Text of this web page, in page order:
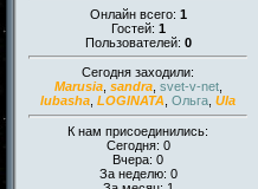
Онлайн всего: 1
Гостей: 1
Пользователей: 0
Сегодня заходили:
Marusia, sandra, svet-v-net,
lubasha LOGINATA Ольга Ula
К нам присоединились:
Сегодня: 0
Вчера: 0
За неделю: 0